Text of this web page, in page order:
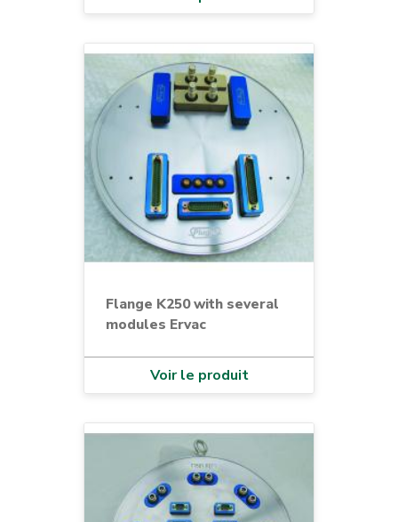
Flange K250 with several
modules Ervac
Voir le produit